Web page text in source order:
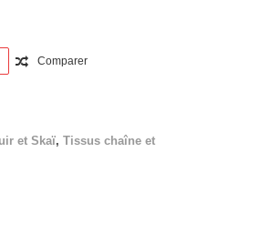
Comparer
et Skaï, Tissus chaîne et